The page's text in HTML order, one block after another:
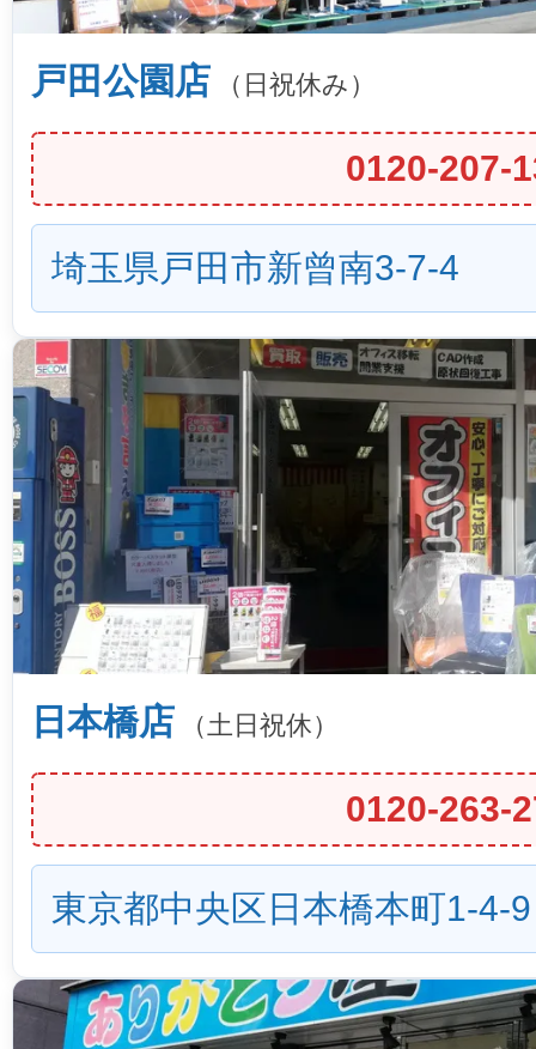
戸田公園店 （日祝休み）
0120-207-
埼玉県戸田市新曾南3-7-4
日本橋店 （土日祝休）
0120-263-
東京都中央区日本橋本町1-4-9